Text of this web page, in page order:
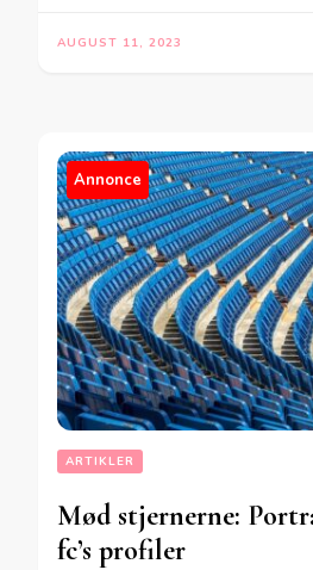
AUGUST 11, 2023
Annonce
ARTIKLER
Mød stjernerne:
fc’s profiler